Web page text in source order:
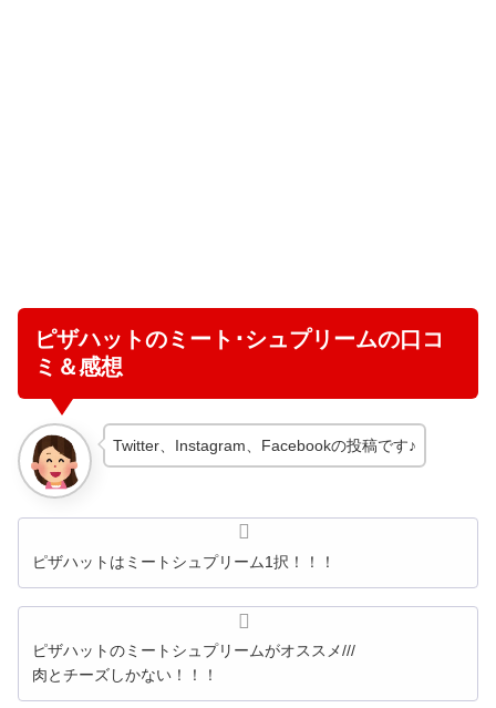
ピザハットのミート･シュプリームの口コ
ミ＆感想
Twitter、Instagram、Facebookの投稿です♪
ピザハットはミートシュプリーム1択！！！
ピザハットのミートシュプリームがオススメ///
肉とチーズしかない！！！